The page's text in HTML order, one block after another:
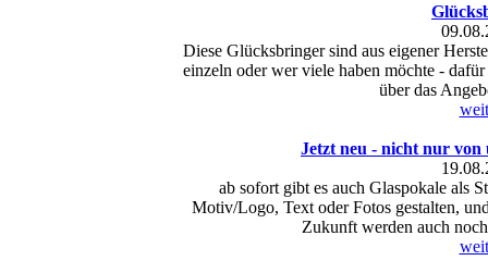
Diese Glücksbringer sind aus eigener
einzeln oder wer viele haben möchte -
über das
Jetzt neu - nicht nur von
ab sofort gibt es auch Glaspokale als
Motiv/Logo, Text oder Fotos gestalten,
Zukunft werden auch